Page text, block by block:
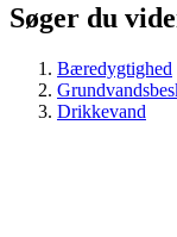
Søger du
Bæredygtighed
Drikkevand